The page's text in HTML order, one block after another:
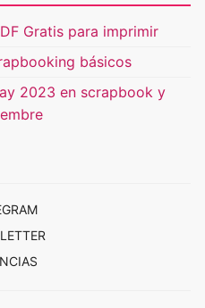
Gratis para imprimir
básicos
2023 en scrapbook y